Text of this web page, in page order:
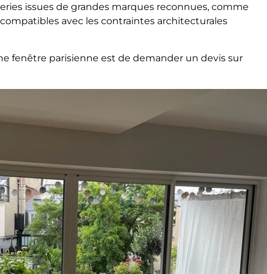
issues de grandes marques reconnues, comme
avec les contraintes architecturales
fenêtre parisienne est de demander un devis sur